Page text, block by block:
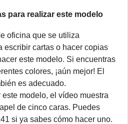
para realizar este modelo
oficina que se utiliza
escribir cartas o hacer copias
este modelo. Si encuentras
colores, ¡aún mejor! El
es adecuado.
modelo, el vídeo muestra
de cinco caras. Puedes
si ya sabes cómo hacer uno.